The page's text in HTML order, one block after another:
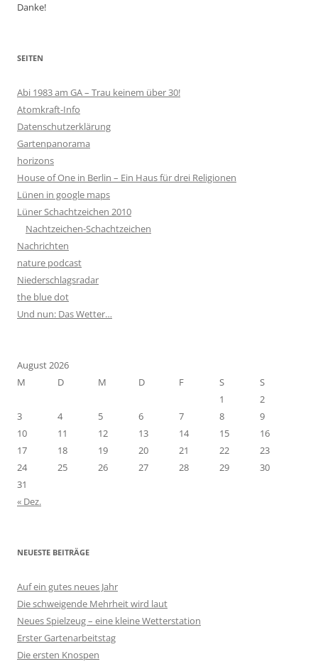
Danke!
SEITEN
Abi 1983 am GA – Trau keinem über 30!
Atomkraft-Info
Datenschutzerklärung
Gartenpanorama
horizons
House of One in Berlin – Ein Haus für drei Religionen
Lünen in google maps
Lüner Schachtzeichen 2010
Nachtzeichen-Schachtzeichen
Nachrichten
nature podcast
Niederschlagsradar
the blue dot
Und nun: Das Wetter…
August 2026
M
D M D F S
S
1
2
3
4 5 6 7 8
9
10
11 12 13 14 15
16
17
18 19 20 21 22
23
24
25 26 27 28 29
30
31
« Dez.
NEUESTE BEITRÄGE
Auf ein gutes neues Jahr
Die schweigende Mehrheit wird laut
Neues Spielzeug – eine kleine Wetterstation
Erster Gartenarbeitstag
Die ersten Knospen